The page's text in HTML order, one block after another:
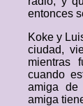
entonces
Koke y
ciudad,
mientras
cuando
amiga de
amiga